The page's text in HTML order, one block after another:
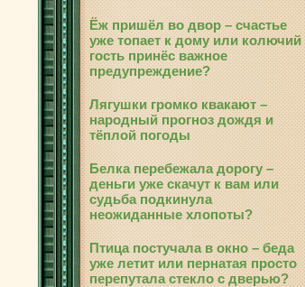
Ёж пришёл во двор – счастье
уже топает к дому или колючий
гость принёс важное
предупреждение?
Лягушки громко квакают –
народный прогноз дождя и
тёплой погоды
Белка перебежала дорогу –
деньги уже скачут к вам или
судьба подкинула
неожиданные хлопоты?
Птица постучала в окно – беда
уже летит или пернатая просто
перепутала стекло с дверью?